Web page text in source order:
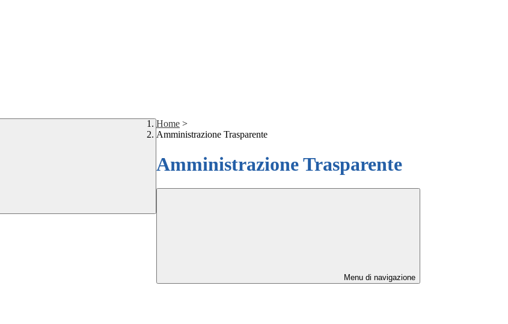
Home >
Amministrazione Trasparente
Amministrazione Trasparente
Menu di navigazione